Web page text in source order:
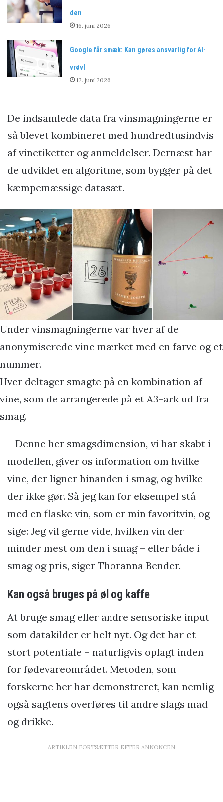
den
16. juni 2026
Google får smæk: Kan gøres ansvarlig for AI-
vrøvl
12. juni 2026
De indsamlede data fra vinsmagningerne er
så blevet kombineret med hundredtusindvis
af vinetiketter og anmeldelser. Dernæst har
de udviklet en algoritme, som bygger på det
kæmpemæssige datasæt.
Under vinsmagningerne var hver af de
anonymiserede vine mærket med en farve og et
nummer.
Hver deltager smagte på en kombination af
vine, som de arrangerede på et A3-ark ud fra
smag.
– Denne her smagsdimension, vi har skabt i
modellen, giver os information om hvilke
vine, der ligner hinanden i smag, og hvilke
der ikke gør. Så jeg kan for eksempel stå
med en flaske vin, som er min favoritvin, og
sige: Jeg vil gerne vide, hvilken vin der
minder mest om den i smag – eller både i
smag og pris, siger Thoranna Bender.
Kan også bruges på øl og kaffe
At bruge smag eller andre sensoriske input
som datakilder er helt nyt. Og det har et
stort potentiale – naturligvis oplagt inden
for fødevareområdet. Metoden, som
forskerne her har demonstreret, kan nemlig
også sagtens overføres til andre slags mad
og drikke.
ARTIKLEN FORTSÆTTER EFTER ANNONCEN